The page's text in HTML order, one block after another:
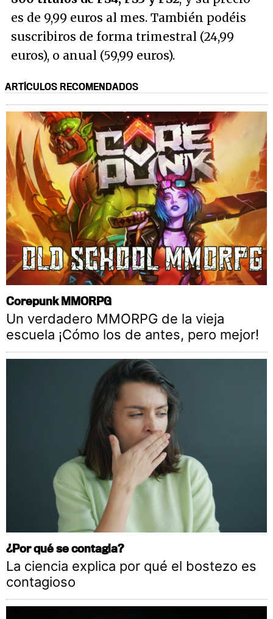
es de 9,99 euros al mes. También podéis
suscribiros de forma trimestral (24,99
euros), o anual (59,99 euros).
ARTÍCULOS RECOMENDADOS
Corepunk MMORPG
Un verdadero MMORPG de la vieja
escuela ¡Cómo los de antes, pero mejor!
¿Por qué se contagia?
La ciencia explica por qué el bostezo es
contagioso